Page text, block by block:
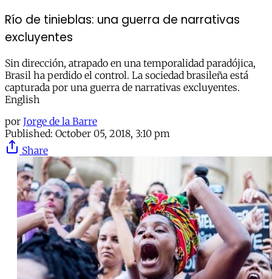
Río de tinieblas: una guerra de narrativas
excluyentes
Sin dirección, atrapado en una temporalidad paradójica,
Brasil ha perdido el control. La sociedad brasileña está
capturada por una guerra de narrativas excluyentes.
English
por Jorge de la Barre
Published: October 05, 2018, 3:10 pm
Share